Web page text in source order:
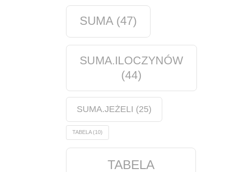
SUMA(47)
SUMA.ILOCZYNÓW
(44)
SUMA.JEŻELI (25)
TABELA(10)
TABELA